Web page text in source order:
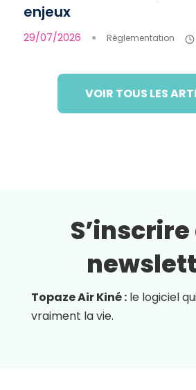
enjeux
29/07/2026 ● Règlementation
VOIR TOUS LES
Topaze Air Kiné : le logiciel
vraiment la vie.